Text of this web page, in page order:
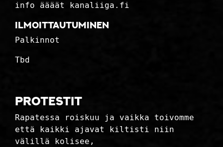
info äääät kanaliiga.fi
Ilmoittautuminen
Palkinnot
Tbd
Protestit
Rapatessa roiskuu ja vaikka toivomme
että kaikki ajavat kiltisti niin
välillä kolisee,